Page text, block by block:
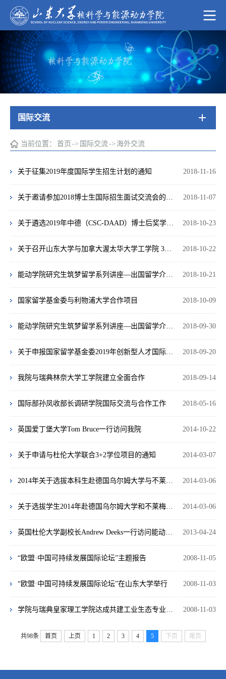
国际交流
当前位置： 首页 -> 国际交流-> 海外交流
2018-11-16
关于征集2019年度国际学生招生计划的通知
2018-11-07
关于邀请参加2018博士生国际招生面试交流会的通知
2018-10-23
关于遴选2019年中德（CSC-DAAD）博士后奖学金项目留学人员的通知
2018-10-22
关于召开山东大学与加拿大渥太华大学工学院 3+2/4+1联合培养项目宣讲会的通知
2018-10-21
能动学院研究生筑梦留学系列讲座—出国留学介绍及经验交流会顺利召开
2018-10-09
国家留学基金委与利物浦大学合作项目
2018-09-30
能动学院研究生筑梦留学系列讲座—出国留学介绍及经验交流会
2018-09-20
关于申报国家留学基金委2019年创新型人才国际合作培养项目的通知
2018-09-14
我院与瑞典林奈大学工学院建立全面合作
2018-05-16
国际部孙凤收部长调研学院国际交流与合作工作
2014-10-22
英国爱丁堡大学Tom Bruce一行访问我院
2014-03-07
关于申请与杜伦大学联合3+2学位项目的通知
2014-03-06
2014年关于选拔本科生赴德国乌尔姆大学与不莱梅大学攻读国际硕士的通知
2014-03-06
关于选拔学生2014年赴德国乌尔姆大学和不莱梅大学交换留学的通知
2013-04-24
英国杜伦大学副校长Andrew Deeks一行访问能动学院
2008-11-05
“欧盟·中国可持续发展国际论坛”主题报告
2008-11-03
“欧盟·中国可持续发展国际论坛”在山东大学举行
2008-11-03
学院与瑞典皇家理工学院达成共建工业生态专业共识
共98条 首页 上页 1 2 3 4 5 下页 尾页